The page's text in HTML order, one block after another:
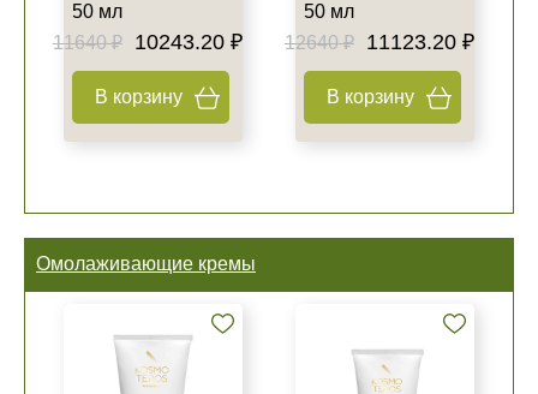
50 мл
11640 ₽
10243.20 ₽
В корзину
50 мл
12640 ₽
11123.20 ₽
В корзину
Омолаживающие кремы